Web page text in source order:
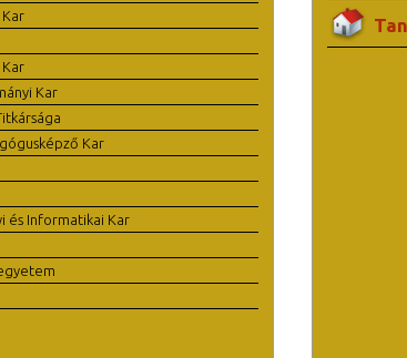
Kar
Kar
Kar
és Informatikai Kar